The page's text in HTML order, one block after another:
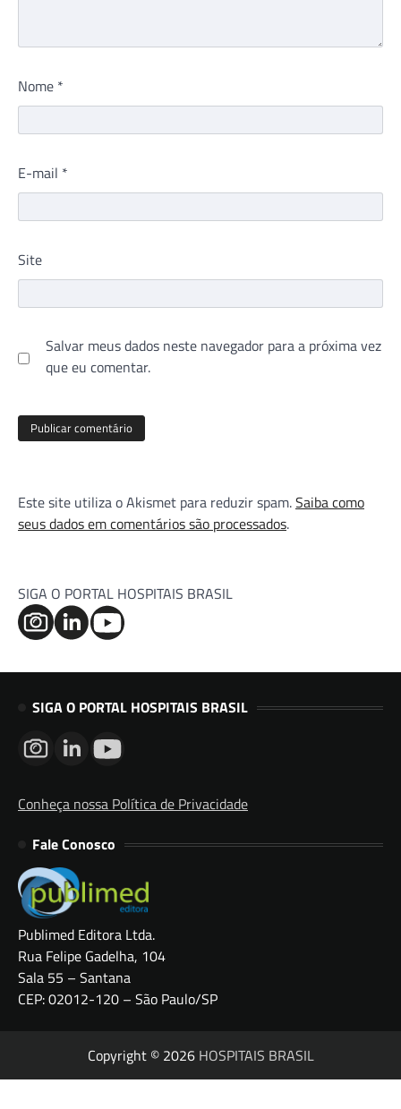
Nome *
E-mail *
Site
Salvar meus dados neste navegador para a próxima vez
que eu comentar.
Este site utiliza o Akismet para reduzir spam.Saiba como
seus dados em comentários são processados.
SIGA O PORTAL HOSPITAIS BRASIL
SIGA O PORTAL HOSPITAIS BRASIL
Conheça nossa Política de Privacidade
Fale Conosco
Publimed Editora Ltda.
Rua Felipe Gadelha, 104
Sala 55 – Santana
CEP: 02012-120 – São Paulo/SP
Copyright © 2026 HOSPITAIS BRASIL